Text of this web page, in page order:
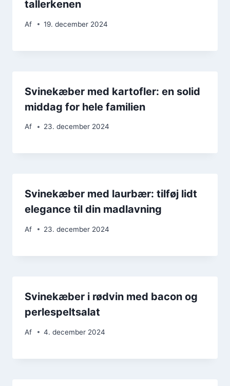
tallerkenen
Af 19. december 2024
Svinekæber med kartofler: en solid
middag for hele familien
Af 23. december 2024
Svinekæber med laurbær: tilføj lidt
elegance til din madlavning
Af 23. december 2024
Svinekæber i rødvin med bacon og
perlespeltsalat
Af 4. december 2024